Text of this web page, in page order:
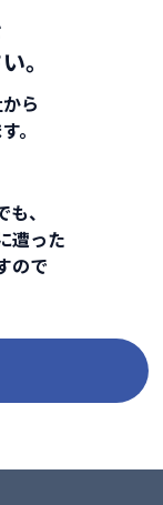
。
ら
。
、
遭った
ので